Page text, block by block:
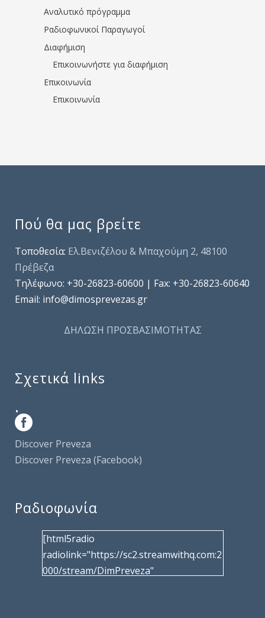
Αναλυτικό πρόγραμμα
Ραδιοφωνικοί Παραγωγοί
Διαφήμιση
Επικοινωνήστε για διαφήμιση
Επικοινωνία
Επικοινωνία
Πού θα μας βρείτε
Τοποθεσία: Ελ.Βενιζέλου & Μπαχούμη 2, 48100
Πρέβεζα
Τηλέφωνo: +30-26823-60600 | Fax: +30-26823-60640
Email: info@dimosprevezas.gr
ΔΗΛΩΣΗ ΠΡΟΣΒΑΣΙΜΟΤΗΤΑΣ
Σχετικά links
.
Discover Preveza
Discover Preveza (Facebook)
Ραδιοφωνία
[html5radio
radiolink="https://sc2.streamwithq.com:2
000/stream/DimPreveza"